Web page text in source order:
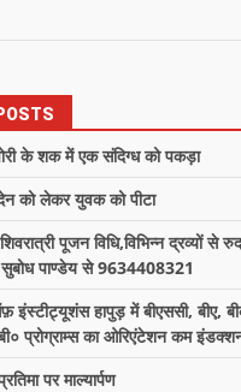
के शक में एक संदिग्ध को पकड़ा
को लेकर युवक को पीटा
पूजन विधि,विभिन्न द्रव्यों से
सुबोध पाण्डेय से 9634408321
हापुड़ में बीएससी, बीए,
प्रोग्राम्स का ओरिएंटेशन कम
पर माल्यार्पण